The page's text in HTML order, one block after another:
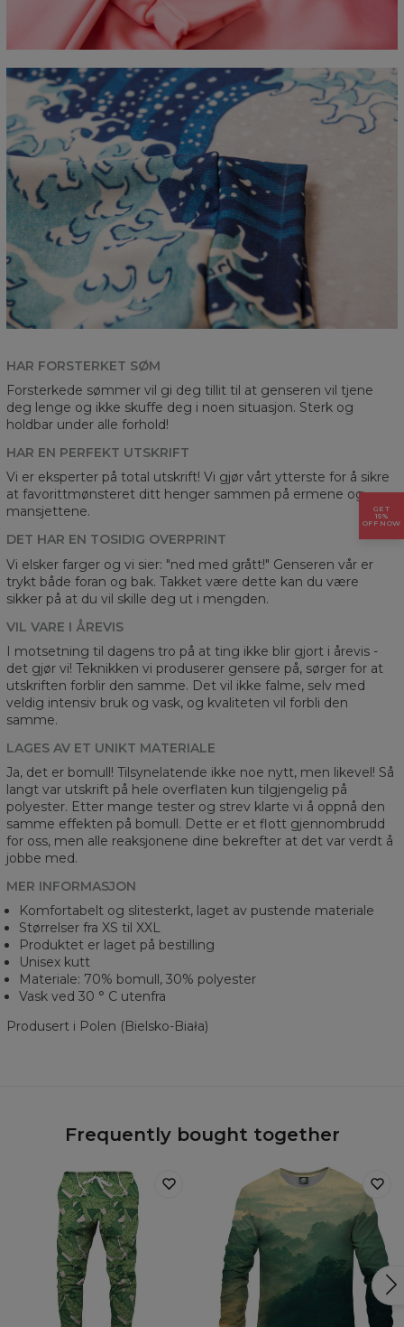
HAR FORSTERKET SØM
Forsterkede sømmer vil gi deg tillit til at genseren vil tjene
deg lenge og ikke skuffe deg i noen situasjon. Sterk og
holdbar under alle forhold!
HAR EN PERFEKT UTSKRIFT
Vi er eksperter på total utskrift! Vi gjør vårt ytterste for å sikre
at favorittmønsteret ditt henger sammen på ermene og
mansjettene.
DET HAR EN TOSIDIG OVERPRINT
Vi elsker farger og vi sier: "ned med grått!" Genseren vår er
trykt både foran og bak. Takket være dette kan du være
sikker på at du vil skille deg ut i mengden.
VIL VARE I ÅREVIS
I motsetning til dagens tro på at ting ikke blir gjort i årevis -
det gjør vi! Teknikken vi produserer gensere på, sørger for at
utskriften forblir den samme. Det vil ikke falme, selv med
veldig intensiv bruk og vask, og kvaliteten vil forbli den
samme.
LAGES AV ET UNIKT MATERIALE
Ja, det er bomull! Tilsynelatende ikke noe nytt, men likevel! Så
langt var utskrift på hele overflaten kun tilgjengelig på
polyester. Etter mange tester og strev klarte vi å oppnå den
samme effekten på bomull. Dette er et flott gjennombrudd
for oss, men alle reaksjonene dine bekrefter at det var verdt å
jobbe med.
MER INFORMASJON
Komfortabelt og slitesterkt, laget av pustende materiale
Størrelser fra XS til XXL
Produktet er laget på bestilling
Unisex kutt
Materiale: 70% bomull, 30% polyester
Vask ved 30 ° C utenfra
Produsert i Polen (Bielsko-Biała)
Frequently bought together
GET
15%
OFF NOW